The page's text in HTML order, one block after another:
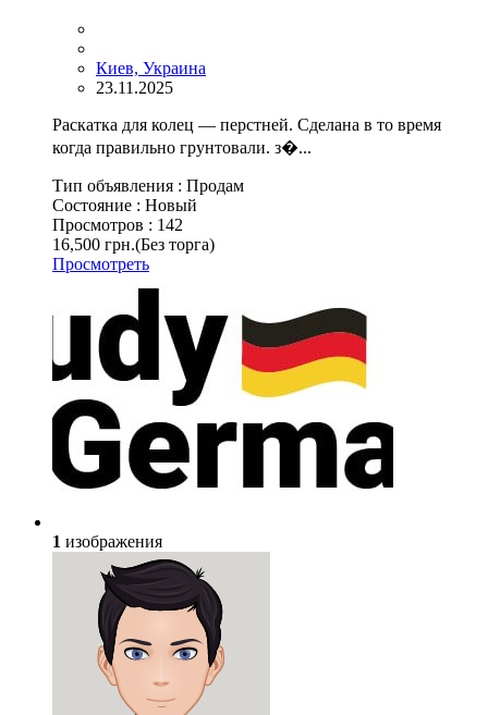
Киев, Украина
23.11.2025
Раскатка для колец — перстней. Сделана в то время
когда правильно грунтовали. з�...
Тип объявления : Продам
Состояние : Новый
Просмотров : 142
16,500 грн.(Без торга)
Просмотреть
1 изображения